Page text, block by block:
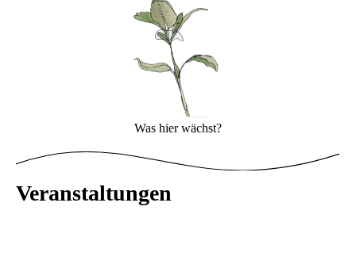
Was hier wächst?
Veranstaltungen